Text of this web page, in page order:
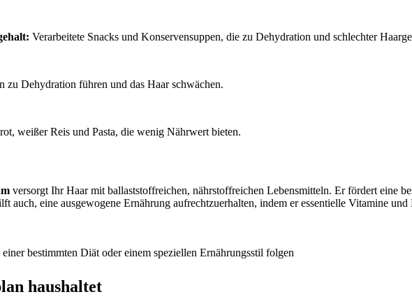
Verarbeitete Snacks und Konservensuppen, die zu Dehydration und schlechter
zu Dehydration führen und das Haar schwächen.
weißer Reis und Pasta, die wenig Nährwert bieten.
versorgt Ihr Haar mit ballaststoffreichen, nährstoffreichen Lebensmitteln. Er fördert eine
auch, eine ausgewogene Ernährung aufrechtzuerhalten, indem er essentielle Vitamine
bestimmten Diät oder einem speziellen Ernährungsstil folgen
haushaltet